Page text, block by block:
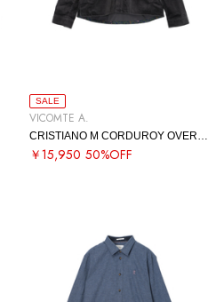
SALE
VICOMTE A.
￥15,950 50%OFF